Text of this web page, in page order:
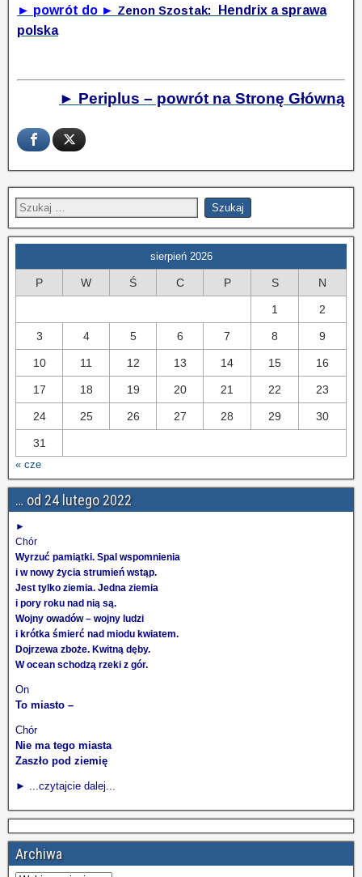
► powrót do ► Zenon Szostak:
Hendrix a sprawa
polska
► Periplus – powrót na Stronę Główną
sierpień 2026
P W Ś C P S N
1 2
3 4 5 6 7 8 9
10 11 12 13 14 15 16
17 18 19 20 21 22 23
24 25 26 27 28 29 30
31
« cze
… od 24 lutego 2022
►
Chór
Wyrzuć pamiątki. Spal wspomnienia
i w nowy życia strumień wstąp.
Jest tylko ziemia. Jedna ziemia
i pory roku nad nią są.
Wojny owadów – wojny ludzi
i krótka śmierć nad miodu kwiatem.
Dojrzewa zboże. Kwitną dęby.
W ocean schodzą rzeki z gór.
On
To miasto –
Chór
Nie ma tego miasta
Zaszło pod ziemię
► ...czytajcie dalej...
Archiwa